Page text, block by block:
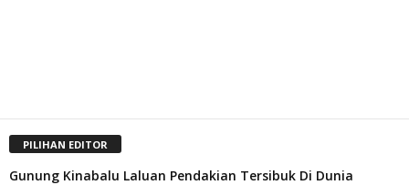
PILIHAN EDITOR
Gunung Kinabalu Laluan Pendakian Tersibuk Di Dunia